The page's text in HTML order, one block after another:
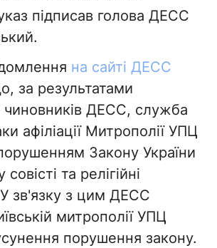
підписав голова ДЕСС
на сайті ДЕСС
за результатами
чиновників ДЕСС, служба
афіліації Митрополії УПЦ
Закону України
та релігійні
У зв'язку з цим ДЕСС
митрополії УПЦ
порушення закону.